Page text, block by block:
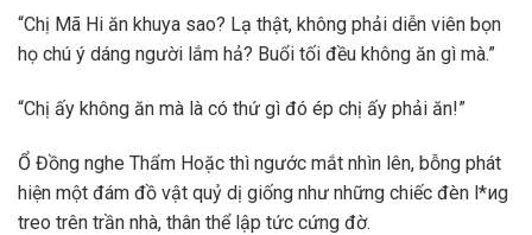
“Chị Mã Hi ăn khuya sao? Lạ thật, không phải diễn viên bọn
họ chú ý dáng người lắm hả? Buổi tối đều không ăn gì mà.”
“Chị ấy không ăn mà là có thứ gì đó ép chị ấy phải ăn!”
Ổ Đồng nghe Thẩm Hoặc thì ngước mắt nhìn lên, bỗng phát
hiện một đám đồ vật quỷ dị giống như những chiếc đèn l*иg
treo trên trần nhà, thân thể lập tức cứng đờ.